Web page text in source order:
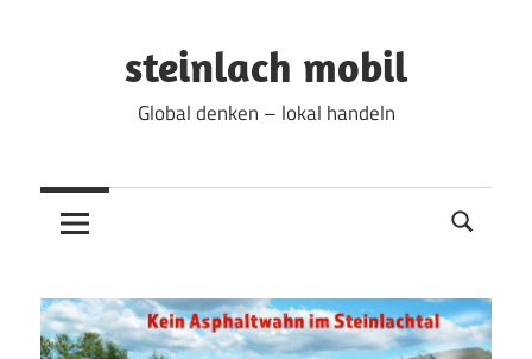
steinlach mobil
Global denken – lokal handeln